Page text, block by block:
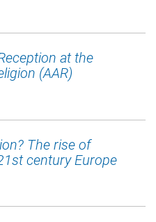
at the
(AAR)
The rise of
century Europe